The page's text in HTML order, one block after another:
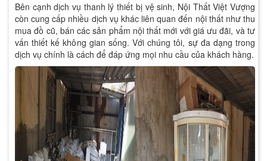
Bên cạnh dịch vụ thanh lý thiết bị vệ sinh, Nội Thất Việt Vượng
còn cung cấp nhiều dịch vụ khác liên quan đến nội thất như thu
mua đồ cũ, bán các sản phẩm nội thất mới với giá ưu đãi, và tư
vấn thiết kế không gian sống. Với chúng tôi, sự đa dạng trong
dịch vụ chính là cách để đáp ứng mọi nhu cầu của khách hàng.